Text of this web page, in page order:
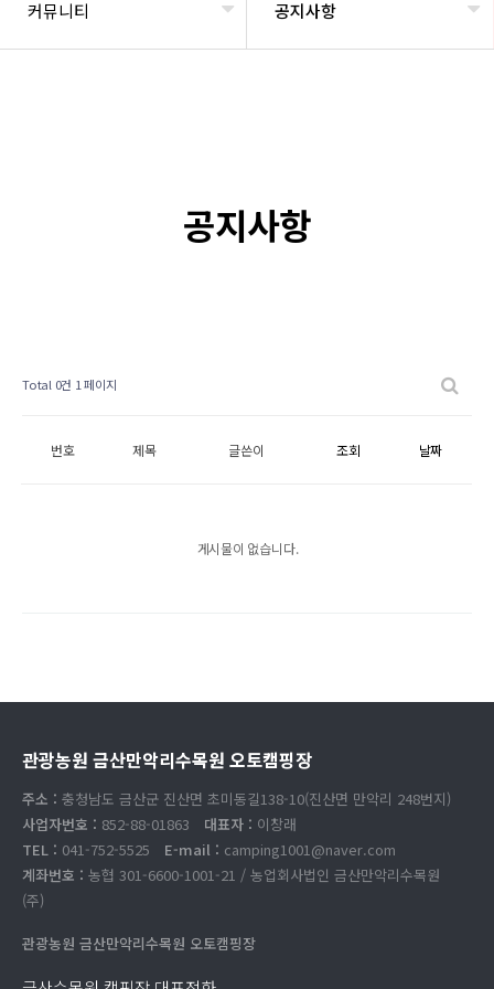
커뮤니티 공지사항
공지사항
Total 0건 1 페이지
번호 제목 글쓴이 조회 날짜
게시물이 없습니다.
관광농원 금산만악리수목원 오토캠핑장
주소 : 충청남도 금산군 진산면 초미동길138-10(진산면 만악리 248번지)
사업자번호 : 852-88-01863 대표자 : 이창래
TEL : 041-752-5525 E-mail : camping1001@naver.com
계좌번호 : 농협 301-6600-1001-21 / 농업회사법인 금산만악리수목원
(주)
관광농원 금산만악리수목원 오토캠핑장